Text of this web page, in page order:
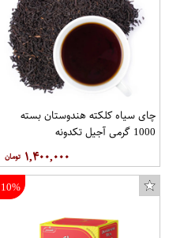
چای سیاه کلکته هندوستان بسته
1000 گرمی آجیل تکدونه
۱,۴۰۰,۰۰۰
10%